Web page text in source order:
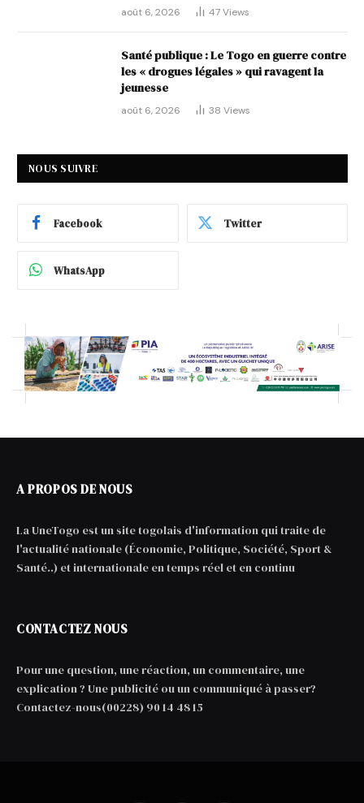
août 6, 2026 47Views
Santé publique : Le Togo en guerre contre
les « drogues légales » qui ravagent la
jeunesse
août 6, 2026 38 Views
NOUS SUIVRE
Facebook Twitter
WhatsApp
A PROPOS DE NOUS
La UneTogo est un site togolais d'information qui traite de
l'actualité nationale (Économie, Politique, Société, Sport &
Santé..) et internationale en temps réel et en continu
CONTACTEZ NOUS
Pour une question, une réaction, un commentaire, une
explication ? Une publicité ou un communiqué à passer?
Contactez-nous(00228) 90 14 48 15